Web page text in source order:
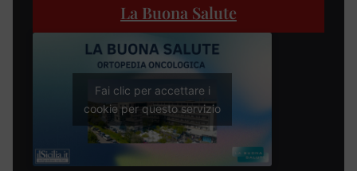
La Buona Salute
Fai clic per accettare i
cookie per questo servizio